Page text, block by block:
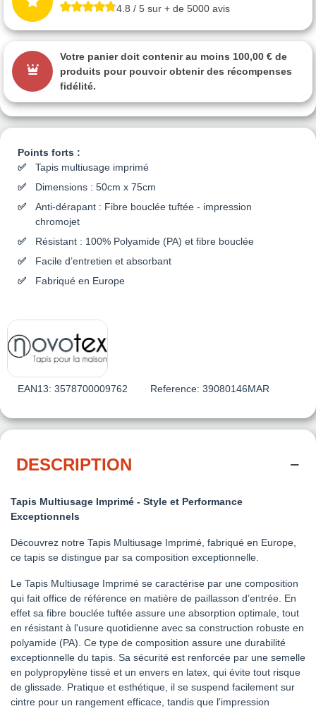
Points forts :
Tapis multiusage imprimé
Dimensions : 50cm x 75cm
Anti-dérapant : Fibre bouclée tuftée - impression
chromojet
Résistant : 100% Polyamide (PA) et fibre bouclée
Facile d’entretien et absorbant
Fabriqué en Europe
EAN13: 3578700009762 Reference: 39080146MAR
4.8 / 5 sur + de 5000 avis
Votre panier doit contenir au moins 100,00 € de
produits pour pouvoir obtenir des récompenses
fidélité.
DESCRIPTION
Tapis Multiusage Imprimé - Style et Performance
Exceptionnels
Découvrez notre Tapis Multiusage Imprimé, fabriqué en Europe,
ce tapis se distingue par sa composition exceptionnelle.
Le Tapis Multiusage Imprimé se caractérise par une composition
qui fait office de référence en matière de paillasson d’entrée. En
effet sa fibre bouclée tuftée assure une absorption optimale, tout
en résistant à l'usure quotidienne avec sa construction robuste en
polyamide (PA). Ce type de composition assure une durabilité
exceptionnelle du tapis. Sa sécurité est renforcée par une semelle
en polypropylène tissé et un envers en latex, qui évite tout risque
de glissade. Pratique et esthétique, il se suspend facilement sur
cintre pour un rangement efficace, tandis que l'impression